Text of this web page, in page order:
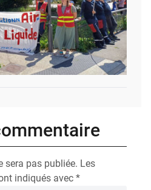
sera pas publiée. Les
indiqués avec *